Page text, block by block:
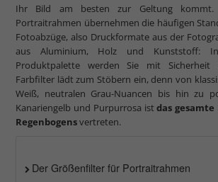
Ihr Bild am besten zur Geltung
Portraitrahmen übernehmen die häufigen
Fotoabzüge, also Druckformate aus der
aus Aluminium, Holz und Kunststoff:
Produktpalette werden Sie mit
Farbfilter lädt zum Stöbern ein, denn von
Weiß, neutralen Grau-Nuancen bis hin zu
Kanariengelb und Purpurrosa istdas
Regenbogensvertreten.
Der Größenfilter für Portraitrahmen